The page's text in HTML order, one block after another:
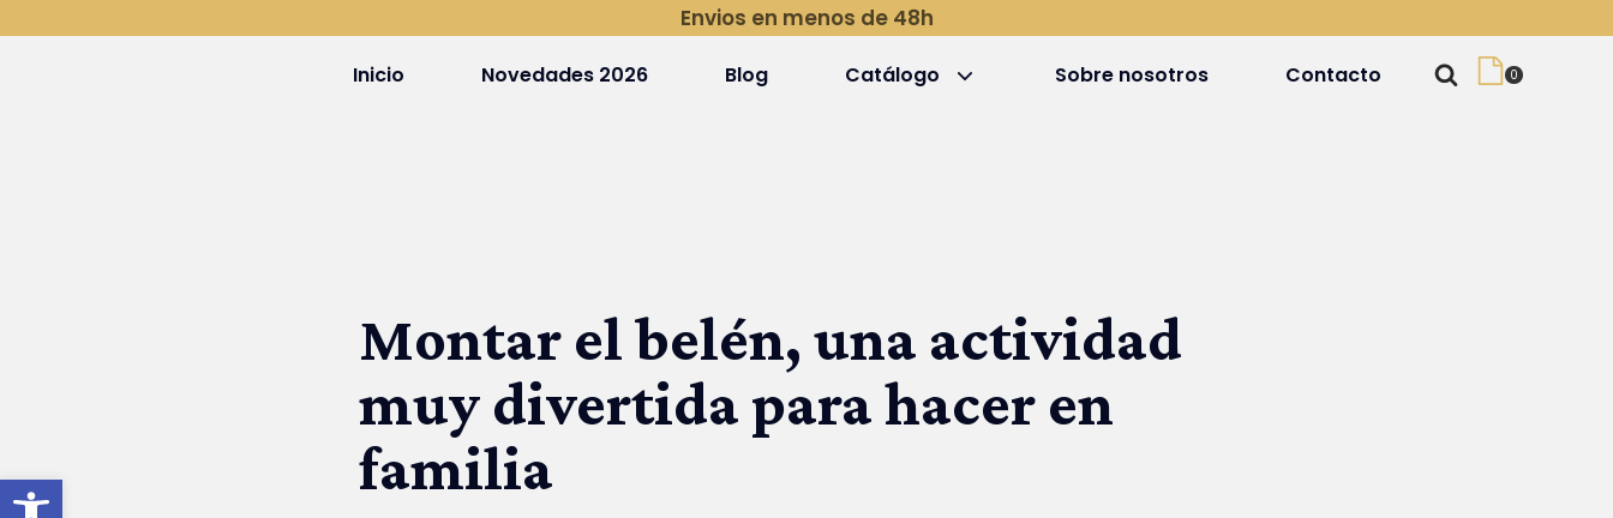
Abrir barra de herramientas
Envios en menos de 48h
Inicio Novedades 2026 Blog Catálogo Sobre nosotros Contacto
Montar el belén, una actividad
muy divertida para hacer en
familia